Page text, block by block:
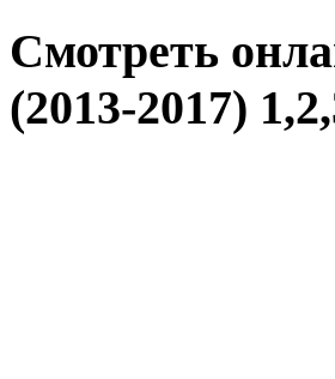
Смотреть
(2013-2017)